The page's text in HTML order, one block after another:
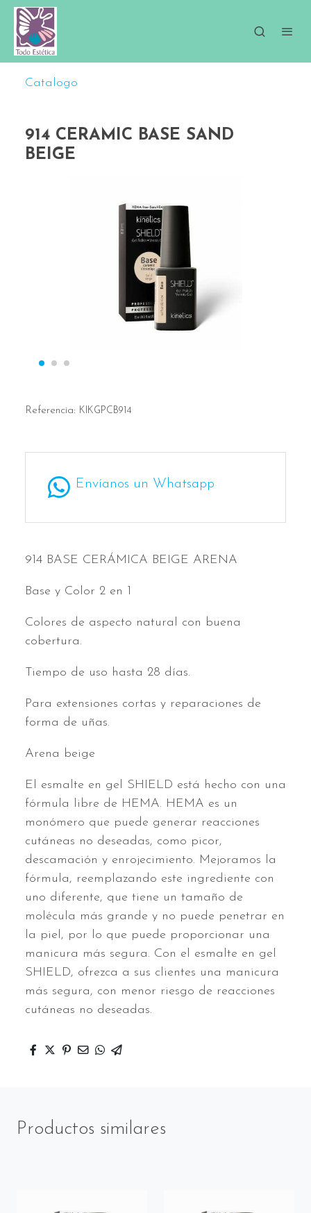
Catalogo
914 CERAMIC BASE SAND
BEIGE
Referencia: KIKGPCB914
Envíanos un Whatsapp
914 BASE CERÁMICA BEIGE ARENA
Base y Color 2 en 1
Colores de aspecto natural con buena
cobertura.
Tiempo de uso hasta 28 días.
Para extensiones cortas y reparaciones de
forma de uñas.
Arena beige
El esmalte en gel SHIELD está hecho con una
fórmula libre de HEMA. HEMA es un
monómero que puede generar reacciones
cutáneas no deseadas, como picor,
descamación y enrojecimiento. Mejoramos la
fórmula, reemplazando este ingrediente con
uno diferente, que tiene un tamaño de
molécula más grande y no puede penetrar en
la piel, por lo que puede proporcionar una
manicura más segura. Con el esmalte en gel
SHIELD, ofrezca a sus clientes una manicura
más segura, con menor riesgo de reacciones
cutáneas no deseadas.
Productos similares